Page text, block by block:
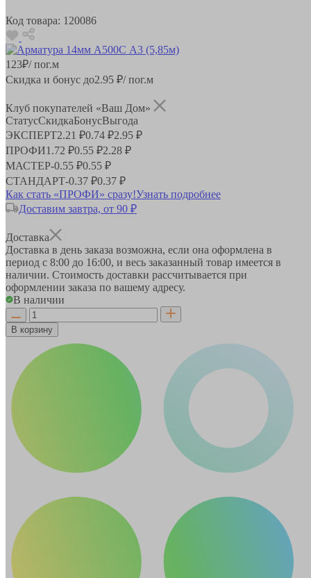
Код товара: 120086
123₽/ пог.м
Скидка и бонус до2.95 ₽/ пог.м
Клуб покупателей «Ваш Дом»
СтатусСкидкаБонусВыгода
ЭКСПЕРТ2.21 ₽0.74 ₽2.95 ₽
ПРОФИ1.72 ₽0.55 ₽2.28 ₽
МАСТЕР-0.55 ₽0.55 ₽
СТАНДАРТ-0.37 ₽0.37 ₽
Как стать «ПРОФИ» сразу!Узнать подробнее
Доставим завтра, от 90 ₽
Доставка
Доставка в день заказа возможна, если она оформлена в
период с 8:00 до 16:00, и весь заказанный товар имеется в
наличии. Стоимость доставки рассчитывается при
оформлении заказа по вашему адресу.
В наличии
В корзину